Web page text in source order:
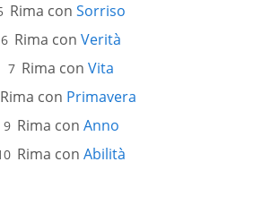
Rima con Sorriso
Rima con Verità
Rima con Vita
Rima con Primavera
Rima con Anno
Rima con Abilità